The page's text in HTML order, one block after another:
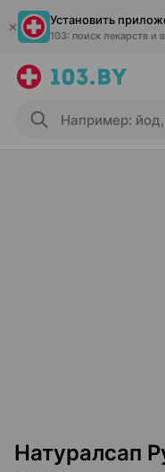
Установить
103: поиск лекарств и
Например: йод,
Натуралсап